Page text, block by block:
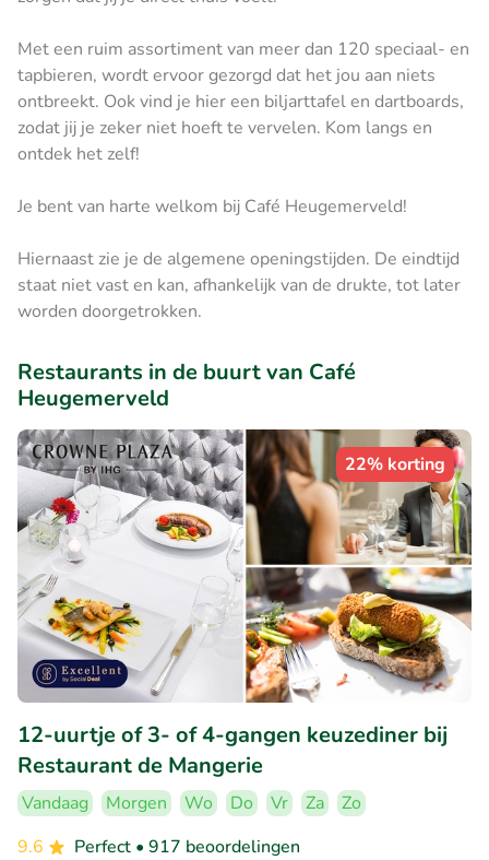
Met een ruim assortiment van meer dan 120 speciaal- en
tapbieren, wordt ervoor gezorgd dat het jou aan niets
ontbreekt. Ook vind je hier een biljarttafel en dartboards,
zodat jij je zeker niet hoeft te vervelen. Kom langs en
ontdek het zelf!
Je bent van harte welkom bij Café Heugemerveld!
Hiernaast zie je de algemene openingstijden. De eindtijd
staat niet vast en kan, afhankelijk van de drukte, tot later
worden doorgetrokken.
Restaurants in de buurt van Café
Heugemerveld
22% korting
12-uurtje of 3- of 4-gangen keuzediner bij
Restaurant de Mangerie
Vandaag Morgen Wo Do Vr Za
Zo
9.6
Perfect • 917 beoordelingen